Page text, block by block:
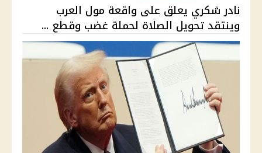
نادر شكري يعلق على واقعة مول العرب
وينتقد تحويل الصلاة لحملة غضب وقطع ...